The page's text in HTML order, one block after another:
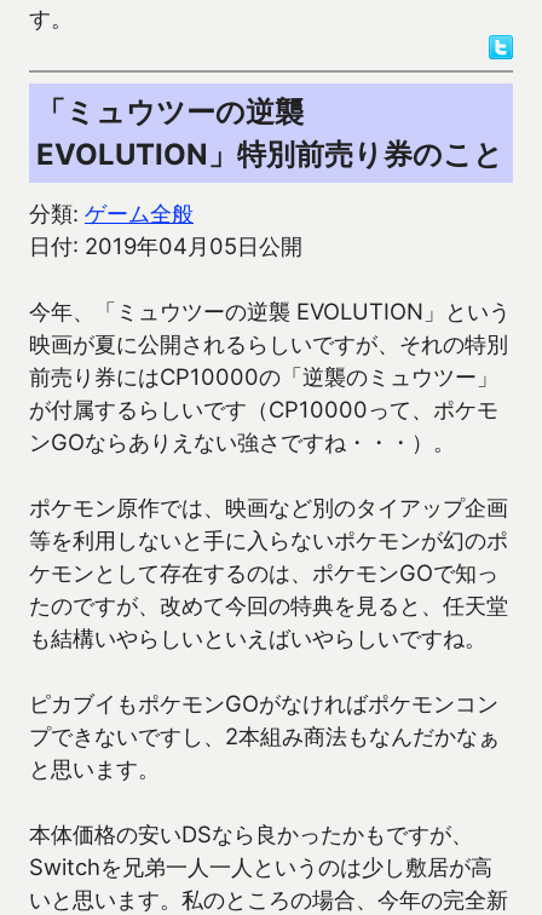
す。
「ミュウツーの逆襲
EVOLUTION」特別前売り券のこと
分類: ゲーム全般
日付: 2019年04月05日公開
今年、「ミュウツーの逆襲 EVOLUTION」という
映画が夏に公開されるらしいですが、それの特別
前売り券にはCP10000の「逆襲のミュウツー」
が付属するらしいです（CP10000って、ポケモ
ンGOならありえない強さですね・・・）。
ポケモン原作では、映画など別のタイアップ企画
等を利用しないと手に入らないポケモンが幻のポ
ケモンとして存在するのは、ポケモンGOで知っ
たのですが、改めて今回の特典を見ると、任天堂
も結構いやらしいといえばいやらしいですね。
ピカブイもポケモンGOがなければポケモンコン
プできないですし、2本組み商法もなんだかなぁ
と思います。
本体価格の安いDSなら良かったかもですが、
Switchを兄弟一人一人というのは少し敷居が高
いと思います。私のところの場合、今年の完全新